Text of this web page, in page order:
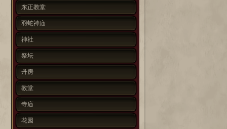
东正教堂
羽蛇神庙
神社
祭坛
丹房
教堂
寺庙
花园